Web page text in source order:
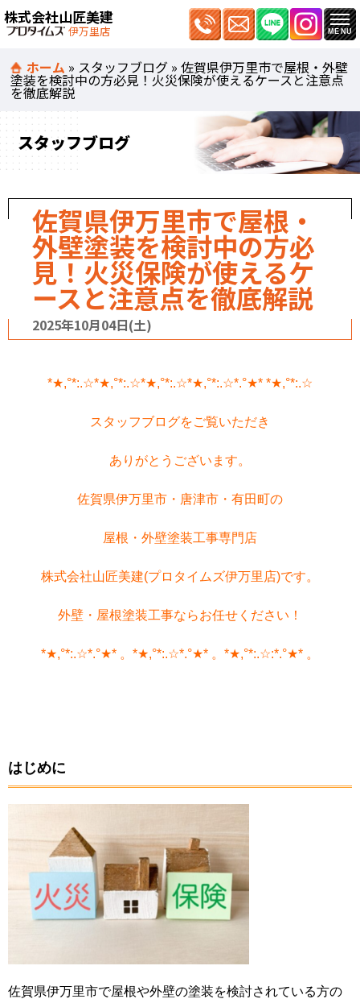
株式会社山匠美建
伊万里店
ホーム » スタッフブログ »佐賀県伊万里市で屋根・外壁
塗装を検討中の方必見！火災保険が使えるケースと注意点
を徹底解説
スタッフブログ
佐賀県伊万里市で屋根・
外壁塗装を検討中の方必
見！火災保険が使えるケ
ースと注意点を徹底解説
2025年10月04日(土)
*★,°*:.☆*★,°*:.☆*★,°*:.☆*★,°*:.☆*.°★* *★,°*:.☆
スタッフブログをご覧いただき
ありがとうございます。
佐賀県伊万里市・唐津市・有田町の
屋根・外壁塗装工事専門店
株式会社山匠美建(プロタイムズ伊万里店)です。
外壁・屋根塗装工事ならお任せください！
*★,°*:.☆*.°★* 。*★,°*:.☆*.°★* 。*★,°*:.☆:*.°★* 。
はじめに
佐賀県伊万里市で屋根や外壁の塗装を検討されている方の